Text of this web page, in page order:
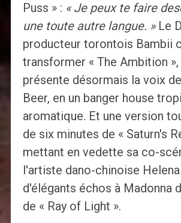
Puss » : « Je peux te faire
une toute autre langue. »Le
producteur torontois Bambii
transformer « The Ambition »,
présente désormais la voix
Beer, en un banger house
aromatique. Et une version
de six minutes de « Saturn's
mettant en vedette sa co-
l'artiste dano-chinoise
d'élégants échos à Madonna
de « Ray of Light ».